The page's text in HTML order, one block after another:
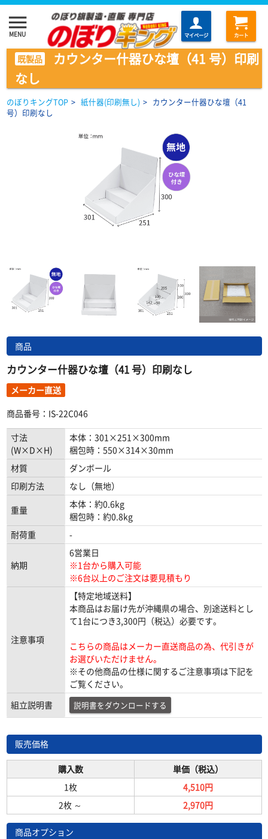
menu
MENU マイページ カート
既製品
カウンター什器ひな壇（41 号）印刷
なし
のぼりキングTOP > 紙什器(印刷無し) > カウンター什器ひな壇（41
号）印刷なし
商品
カウンター什器ひな壇（41 号）印刷なし
メーカー直送
商品番号：IS-22C046
寸法
(W×D×H)
本体：301×251×300mm
梱包時：550×314×30mm
材質
ダンボール
印刷方法
なし（無地）
重量
本体：約0.6kg
梱包時：約0.8kg
耐荷重
-
納期
6営業日
※1台から購入可能
※6台以上のご注文は要見積もり
注意事項
【特定地域送料】
本商品はお届け先が沖縄県の場合、別途送料とし
て1台につき3,300円（税込）必要です。
こちらの商品はメーカー直送商品の為、代引きが
お選びいただけません。
※その他商品の仕様に関するご注意事項は下記を
ご覧ください。
組立説明書
説明書をダウンロードする
販売価格
購入数
単価（税込）
1枚
4,510円
2枚 ～ 2,970円
商品オプション